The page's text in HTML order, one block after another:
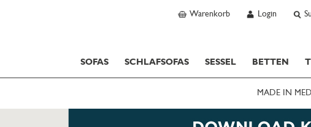
Warenkorb Login
SOFAS SCHLAFSOFAS SESSEL BETTEN
MADE IN